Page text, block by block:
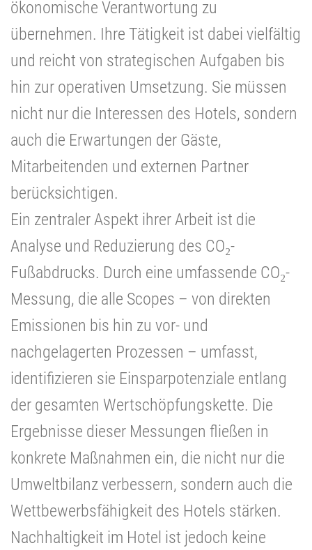
ökonomische Verantwortung zu
übernehmen. Ihre Tätigkeit ist dabei vielfältig
und reicht von strategischen Aufgaben bis
hin zur operativen Umsetzung. Sie müssen
nicht nur die Interessen des Hotels, sondern
auch die Erwartungen der Gäste,
Mitarbeitenden und externen Partner
berücksichtigen.
Ein zentraler Aspekt ihrer Arbeit ist die
Analyse und Reduzierung des CO₂-
Fußabdrucks. Durch eine umfassende CO₂-
Messung, die alle Scopes – von direkten
Emissionen bis hin zu vor- und
nachgelagerten Prozessen – umfasst,
identifizieren sie Einsparpotenziale entlang
der gesamten Wertschöpfungskette. Die
Ergebnisse dieser Messungen fließen in
konkrete Maßnahmen ein, die nicht nur die
Umweltbilanz verbessern, sondern auch die
Wettbewerbsfähigkeit des Hotels stärken.
Nachhaltigkeit im Hotel ist jedoch keine